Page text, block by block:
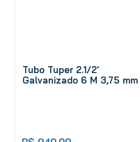
Tubo Tuper 2.1/2'
Galvanizado 6 M 3,75 mm